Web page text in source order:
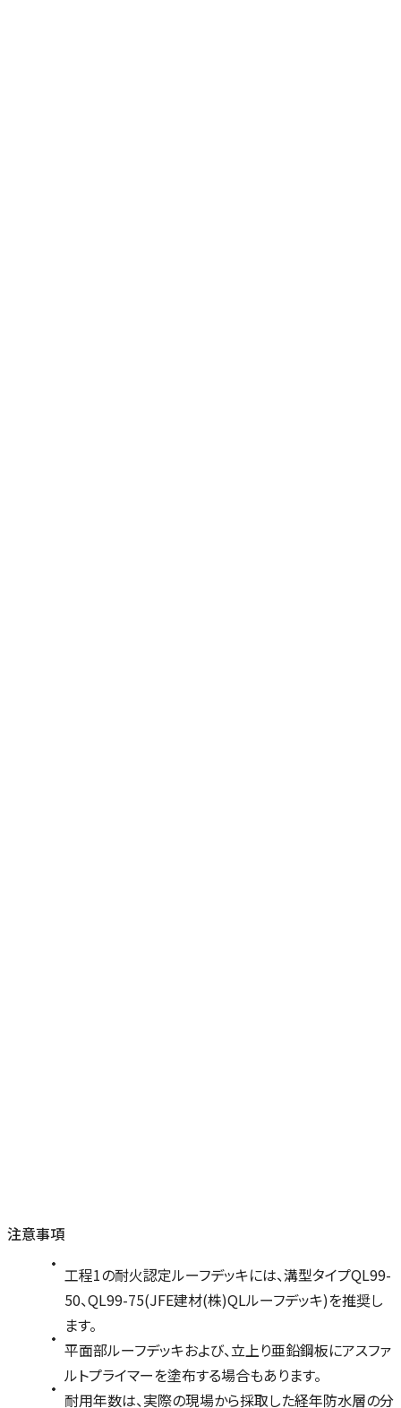
注意事項
工程1の耐火認定ルーフデッキには、溝型タイプQL99-
50、QL99-75(JFE建材(株)QLルーフデッキ)を推奨し
ます。
平面部ルーフデッキおよび、立上り亜鉛鋼板にアスファ
ルトプライマーを塗布する場合もあります。
耐用年数は、実際の現場から採取した経年防水層の分